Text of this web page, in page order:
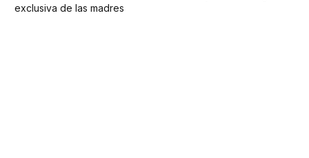
exclusiva de las madres